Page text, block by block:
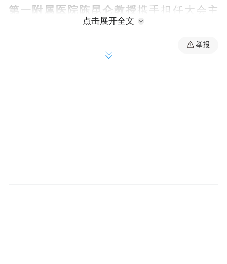
第一附属医院陈昆仑教授携手担任大会主
席。主席们均抱定一致初心，让医学回归临
床，不拼论文影响因子，聚力于对临床真问
题困惑和反思，发扬敢为天下先的实学精
点击展开全文
举报